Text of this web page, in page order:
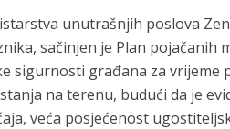
unutrašnjih poslova
sačinjen je Plan pojačanih
sigurnosti građana za vrijeme
na terenu, budući da je
veća posjećenost